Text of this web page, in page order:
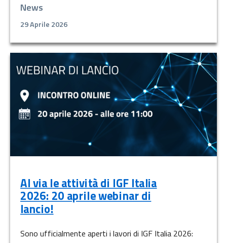
News
29 Aprile 2026
Al via le attività di IGF Italia
2026: 20 aprile webinar di
lancio!
Sono ufficialmente aperti i lavori di IGF Italia 2026: